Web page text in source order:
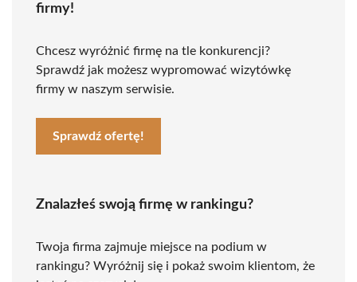
firmy!
Chcesz wyróżnić firmę na tle konkurencji?
Sprawdź jak możesz wypromować wizytówkę
firmy w naszym serwisie.
Sprawdź ofertę!
Znalazłeś swoją firmę w rankingu?
Twoja firma zajmuje miejsce na podium w
rankingu? Wyróżnij się i pokaż swoim klientom, że